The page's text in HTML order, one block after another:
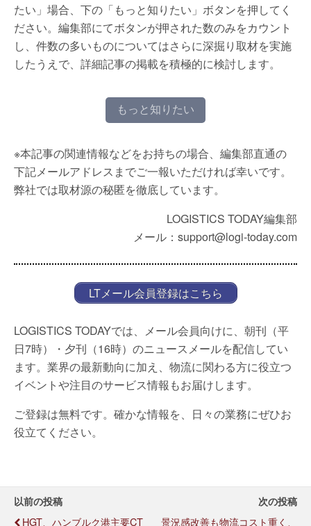
たい」場合、下の「もっと知りたい」ボタンを押してく
ださい。編集部にてボタンが押された数のみをカウント
し、件数の多いものについてはさらに深掘り取材を実施
したうえで、詳細記事の掲載を積極的に検討します。
もっと知りたい
※本記事の関連情報などをお持ちの場合、編集部直通の
下記メールアドレスまでご一報いただければ幸いです。
弊社では取材源の秘匿を徹底しています。
LOGISTICS TODAY編集部
メール：support@logi-today.com
LTメール会員登録はこちら
LOGISTICS TODAYでは、メール会員向けに、朝刊（平
日7時）・夕刊（16時）のニュースメールを配信してい
ます。業界の最新動向に加え、物流に関わる方に役立つ
イベントや注目のサービス情報もお届けします。
ご登録は無料です。確かな情報を、日々の業務にぜひお
役立てください。
以前の投稿
HGT、ハンブルク港主要CT
次の投稿
景況感改善も物流コスト重く、